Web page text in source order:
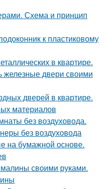
Схема и принцип
к пластиковому
в квартире.
железные двери своими
дверей в квартире.
материалов
без воздуховода.
без воздуховода
на бумажной основе.
своими руками.